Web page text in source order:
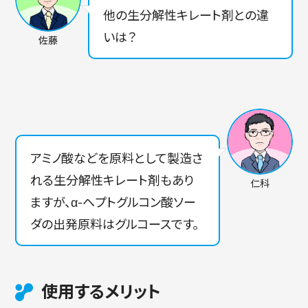
佐藤
他の生分解性キレート剤との違
いは？
アミノ酸などを原料として製造さ
れる生分解性キレート剤もあり
ますが、α-ヘプトグルコン酸ソー
ダの出発原料はグルコースです。
仁科
使用するメリット